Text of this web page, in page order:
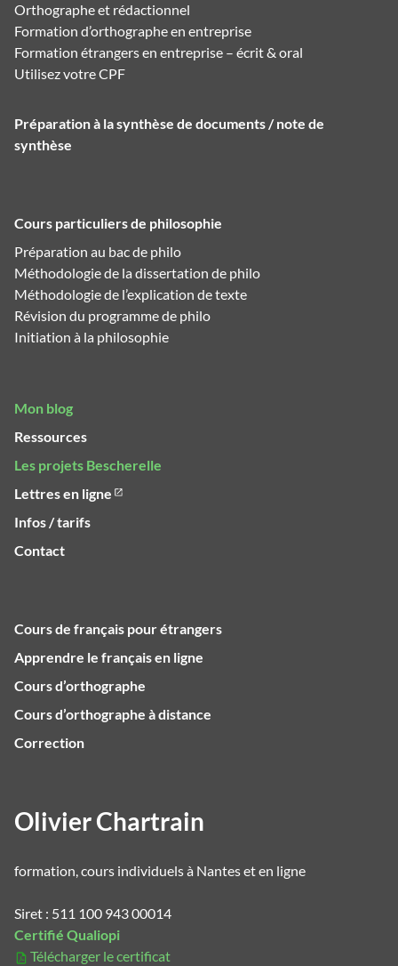
Orthographe et rédactionnel
Formation d’orthographe en entreprise
Formation étrangers en entreprise – écrit & oral
Utilisez votre CPF
Préparation à la synthèse de documents / note de
synthèse
Cours particuliers de philosophie
Préparation au bac de philo
Méthodologie de la dissertation de philo
Méthodologie de l’explication de texte
Révision du programme de philo
Initiation à la philosophie
Mon blog
Ressources
Les projets Bescherelle
Lettres en ligne
Infos / tarifs
Contact
Cours de français pour étrangers
Apprendre le français en ligne
Cours d’orthographe
Cours d’orthographe à distance
Correction
Olivier Chartrain
formation, cours individuels à Nantes et en ligne
Siret : 511 100 943 00014
Certifié Qualiopi
Télécharger le certificat